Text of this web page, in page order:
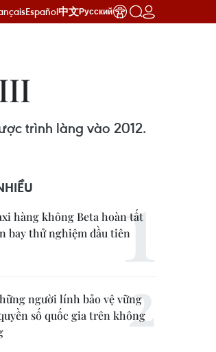
Español中文Русский
trình làng vào 2012.
hàng không Beta hoàn tất
bay thử nghiệm đầu tiên
người lính bảo vệ vững
số quốc gia trên không